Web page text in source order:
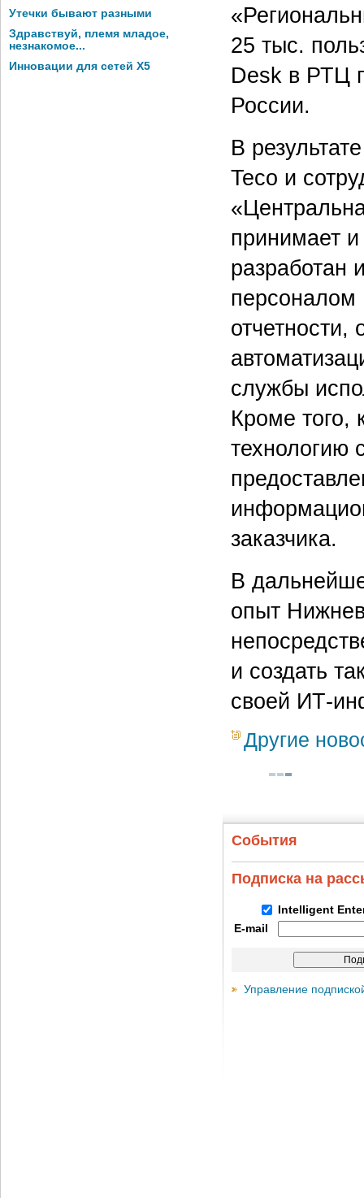
Утечки бывают разными
Здравствуй, племя младое,
незнакомое...
Инновации для сетей X5
25 тыс.
Desk в РТЦ
России.
В
Teco и
принимает
разработан
персоналом
службы
Кроме того,
технологию
заказчика.
В
опыт
и создать
своей ИТ-
Другие
События
Подписка на
Intelligent
E-mail
Управление